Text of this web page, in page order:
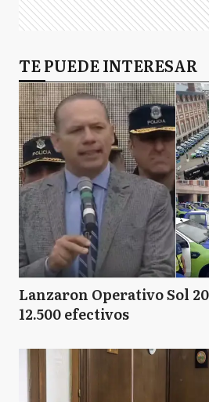
TE PUEDE INTERESAR
Lanzaron Operativo Sol
12.500 efectivos